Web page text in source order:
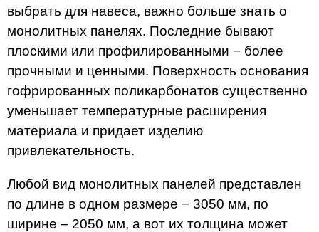
выбрать для навеса, важно больше знать о
монолитных панелях. Последние бывают
плоскими или профилированными − более
прочными и ценными. Поверхность основания
гофрированных поликарбонатов существенно
уменьшает температурные расширения
материала и придает изделию
привлекательность.
Любой вид монолитных панелей представлен
по длине в одном размере − 3050 мм, по
ширине – 2050 мм, а вот их толщина может